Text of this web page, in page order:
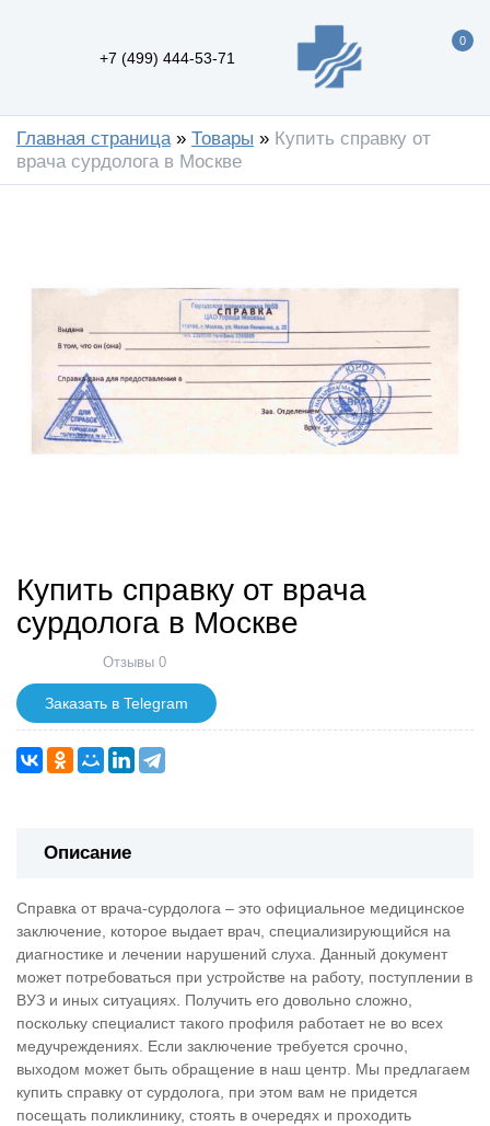
+7 (499) 444-53-71
0
Главная страница» Товары » Купить справку от
врача сурдолога в Москве
Купить справку от врача
сурдолога в Москве
Отзывы 0
Заказать в Telegram
Описание
Справка от врача-сурдолога – это официальное медицинское
заключение, которое выдает врач, специализирующийся на
диагностике и лечении нарушений слуха. Данный документ
может потребоваться при устройстве на работу, поступлении в
ВУЗ и иных ситуациях. Получить его довольно сложно,
поскольку специалист такого профиля работает не во всех
медучреждениях. Если заключение требуется срочно,
выходом может быть обращение в наш центр. Мы предлагаем
купить справку от сурдолога, при этом вам не придется
посещать поликлинику, стоять в очередях и проходить